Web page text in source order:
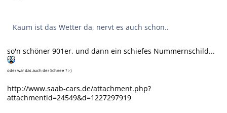
Kaum ist das Wetter da, nervt es auch schon..
so'n schöner 901er, und dann ein schiefes Nummernschild...
oder war das auch der Schnee ? :-)
http://www.saab-cars.de/attachment.php?
attachmentid=24549&d=1227297919